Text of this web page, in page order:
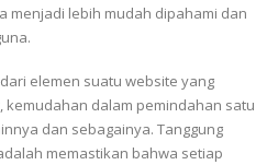
menjadi lebih mudah dipahami dan
elemen suatu website yang
kemudahan dalam pemindahan satu
dan sebagainya. Tanggung
memastikan bahwa setiap